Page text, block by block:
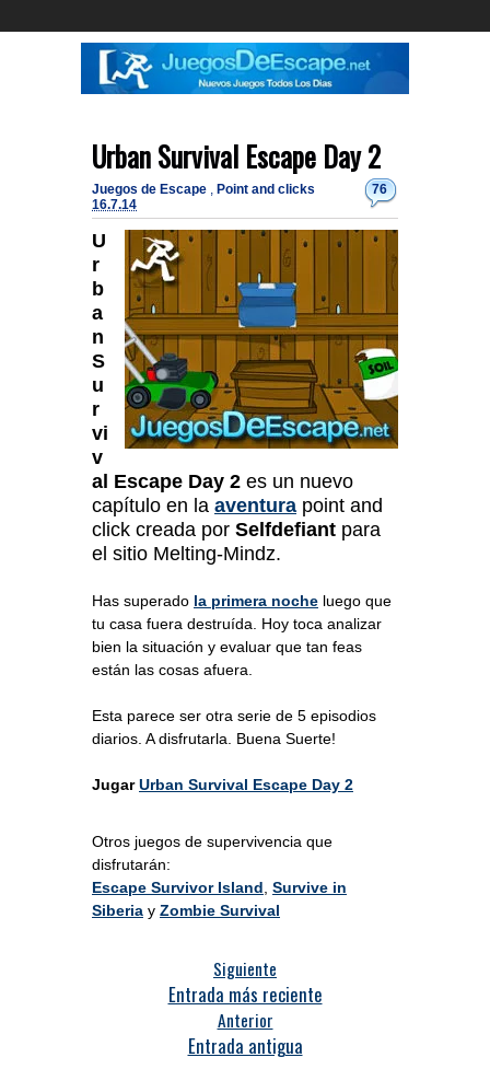
Urban Survival Escape Day 2
76
Juegos de Escape , Point and clicks
16.7.14
U
r
b
a
n
S
u
r
vi
v
al Escape Day 2 es un nuevo
capítulo en la aventura point and
click creada por Selfdefiant para
el sitio Melting-Mindz.
Has superado la primera noche luego que
tu casa fuera destruída. Hoy toca analizar
bien la situación y evaluar que tan feas
están las cosas afuera.
Esta parece ser otra serie de 5 episodios
diarios. A disfrutarla. Buena Suerte!
JugarUrban Survival Escape Day 2
Otros juegos de supervivencia que
disfrutarán:
Escape Survivor Island, Survive in
Siberia y Zombie Survival
Siguiente
Entrada más reciente
Anterior
Entrada antigua